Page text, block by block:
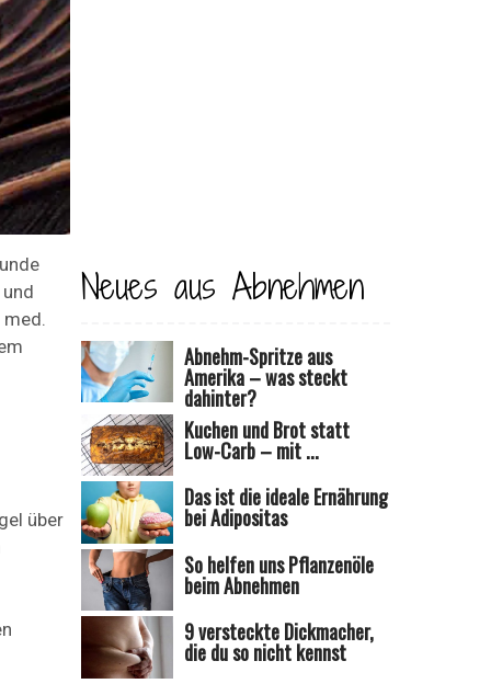
und
über
Neues aus Abnehmen
Abnehm-Spritze aus
Amerika – was steckt
dahinter?
Kuchen und Brot statt
Low-Carb – mit ...
Das ist die ideale Ernährung
bei Adipositas
So helfen uns Pflanzenöle
beim Abnehmen
9 versteckte Dickmacher,
die du so nicht kennst